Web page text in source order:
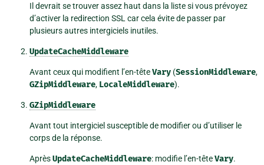
Il devrait se trouver assez haut dans la liste si vous prévoyez
d’activer la redirection SSL car cela évite de passer par
plusieurs autres intergiciels inutiles.
UpdateCacheMiddleware
Avant ceux qui modifient l’en-têteVary (SessionMiddleware,
GZipMiddleware, LocaleMiddleware).
GZipMiddleware
Avant tout intergiciel susceptible de modifier ou d’utiliser le
corps de la réponse.
AprèsUpdateCacheMiddleware: modifie l’en-têteVary.